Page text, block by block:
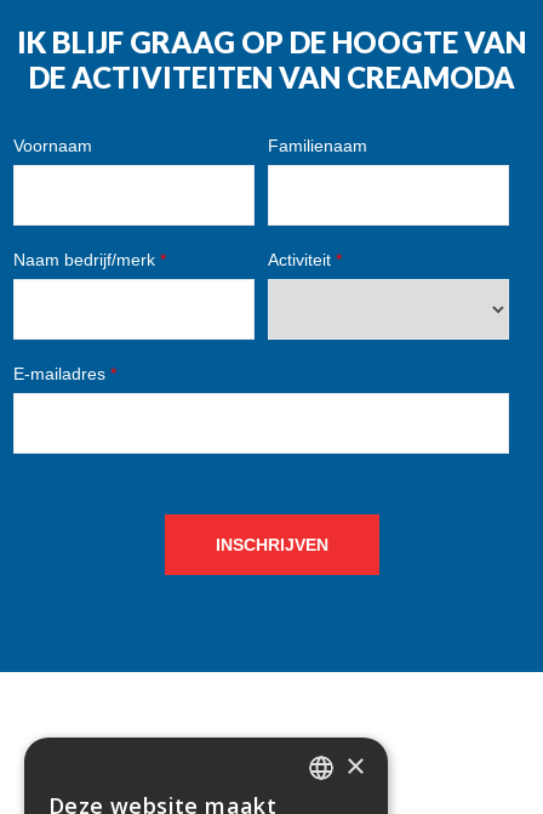
IK BLIJF GRAAG OP DE HOOGTE VAN
DE ACTIVITEITEN VAN CREAMODA
Voornaam Familienaam
Naam bedrijf/merk * Activiteit *
E-mailadres *
INSCHRIJVEN
CONTACT ×
Deze website maakt